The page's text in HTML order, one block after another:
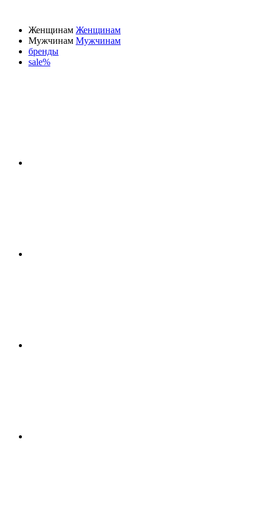
Женщинам Женщинам
Мужчинам Мужчинам
бренды
sale%